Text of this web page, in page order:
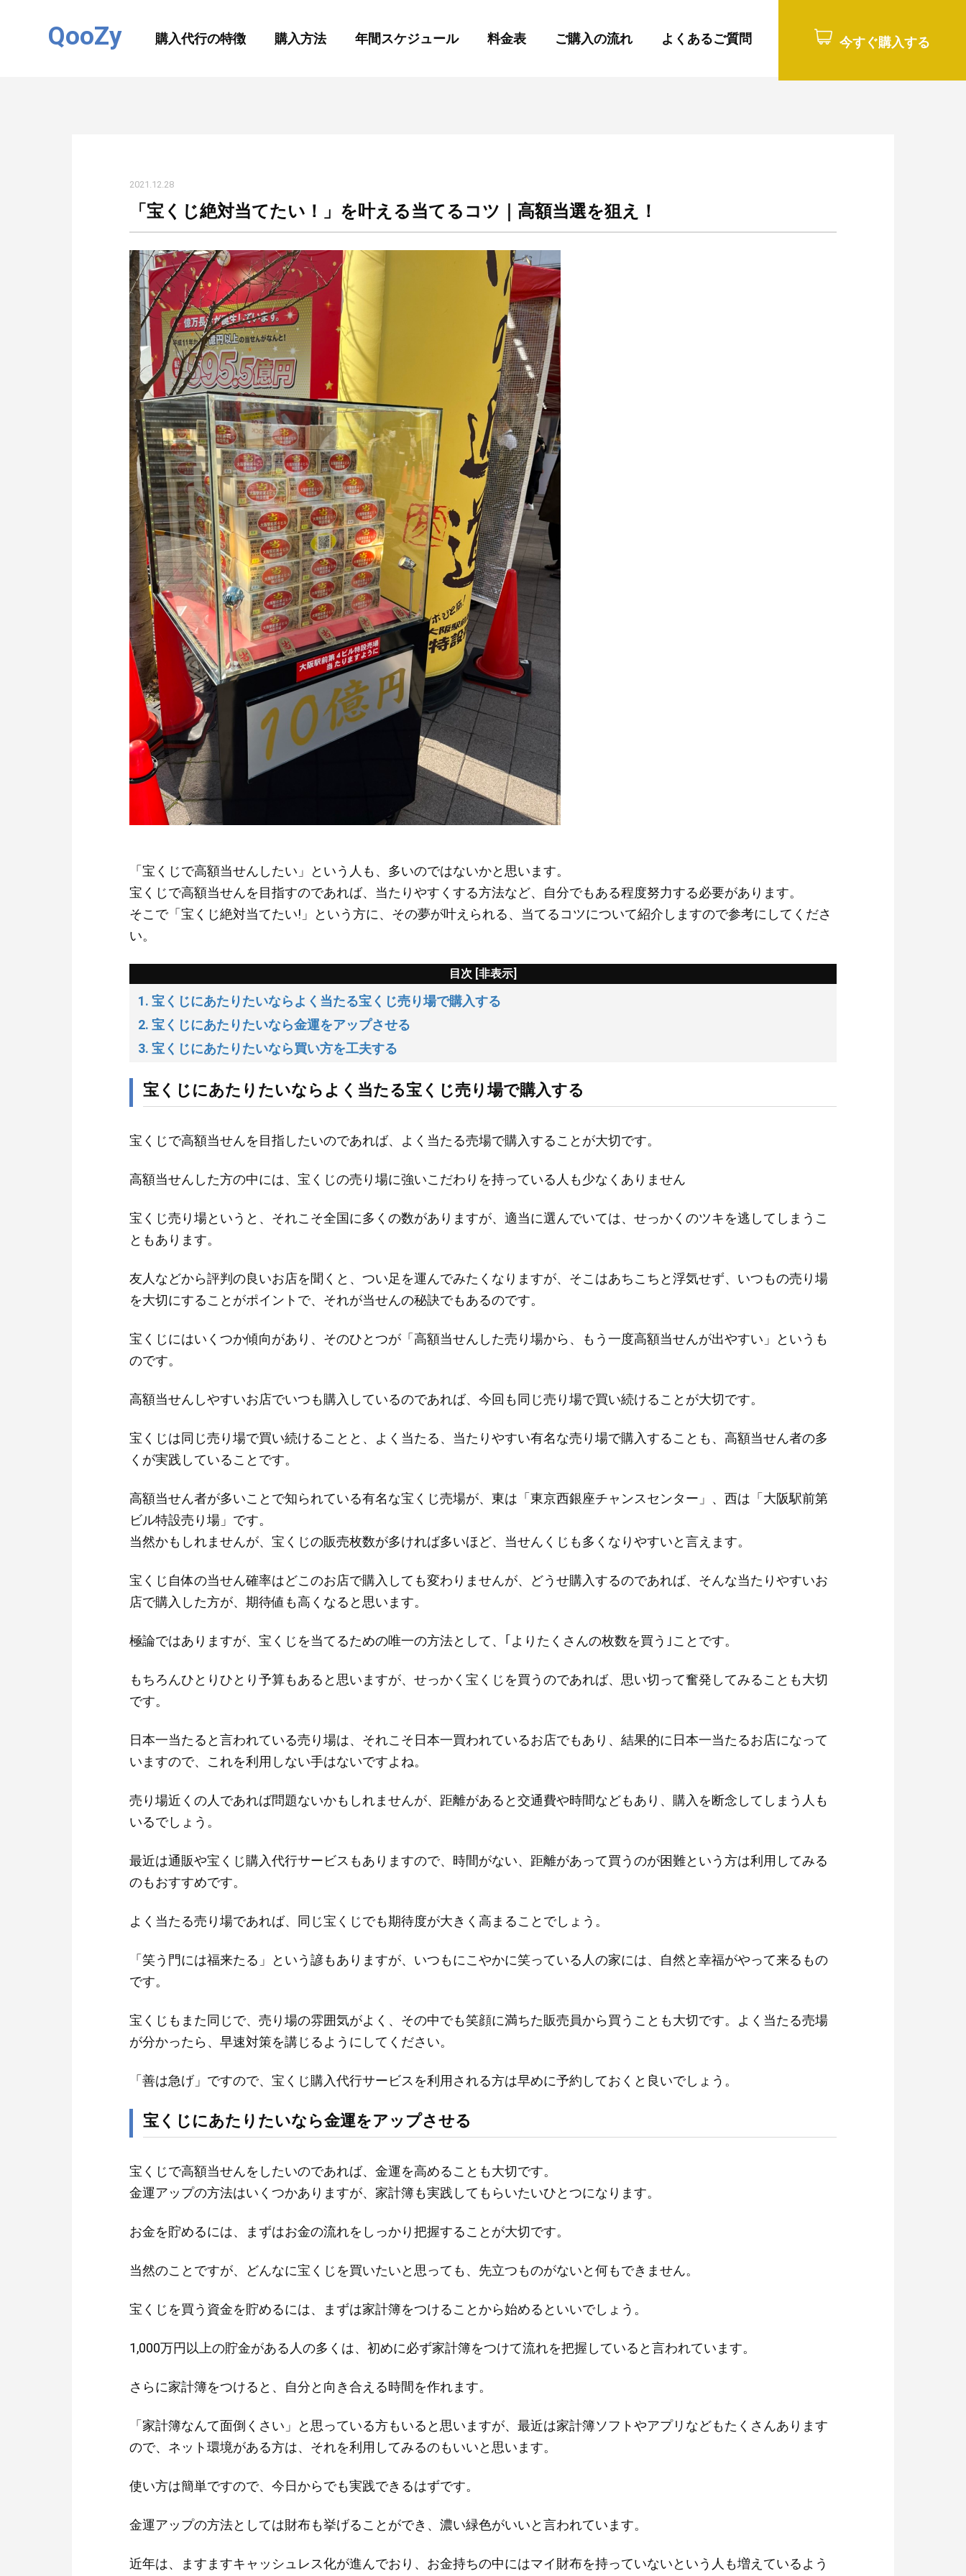
QooZy 購入代行の特徴 購入方法 年間スケジュール 料金表 ご購入の流れ よくあるご質問 ブログ 今すぐ購入する
2021.12.28
「宝くじ絶対当てたい！」を叶える当てるコツ｜高額当選を狙え！
「宝くじで高額当せんしたい」という人も、多いのではないかと思います。
宝くじで高額当せんを目指すのであれば、当たりやすくする方法など、自分でもある程度努力する必要があります。
そこで「宝くじ絶対当てたい!」という方に、その夢が叶えられる、当てるコツについて紹介しますので参考にしてくださ
い。
目次 [ 非表示
1. 宝くじにあたりたいならよく当たる宝くじ売り場で購入する
2. 宝くじにあたりたいなら金運をアップさせる
3. 宝くじにあたりたいなら買い方を工夫する
宝くじにあたりたいならよく当たる宝くじ売り場で購入する
宝くじで高額当せんを目指したいのであれば、よく当たる売場で購入することが大切です。
高額当せんした方の中には、宝くじの売り場に強いこだわりを持っている人も少なくありません
宝くじ売り場というと、それこそ全国に多くの数がありますが、適当に選んでいては、せっかくのツキを逃してしまうこ
ともあります。
友人などから評判の良いお店を聞くと、つい足を運んでみたくなりますが、そこはあちこちと浮気せず、いつもの売り場
を大切にすることがポイントで、それが当せんの秘訣でもあるのです。
宝くじにはいくつか傾向があり、そのひとつが「高額当せんした売り場から、もう一度高額当せんが出やすい」というも
のです。
高額当せんしやすいお店でいつも購入しているのであれば、今回も同じ売り場で買い続けることが大切です。
宝くじは同じ売り場で買い続けることと、よく当たる、当たりやすい有名な売り場で購入することも、高額当せん者の多
くが実践していることです。
高額当せん者が多いことで知られている有名な宝くじ売場が、東は「東京西銀座チャンスセンター」、西は「大阪駅前第
ビル特設売り場」です。
当然かもしれませんが、宝くじの販売枚数が多ければ多いほど、当せんくじも多くなりやすいと言えます。
宝くじ自体の当せん確率はどこのお店で購入しても変わりませんが、どうせ購入するのであれば、そんな当たりやすいお
店で購入した方が、期待値も高くなると思います。
極論ではありますが、宝くじを当てるための唯一の方法として、｢よりたくさんの枚数を買う｣ことです。
もちろんひとりひとり予算もあると思いますが、せっかく宝くじを買うのであれば、思い切って奮発してみることも大切
です。
日本一当たると言われている売り場は、それこそ日本一買われているお店でもあり、結果的に日本一当たるお店になって
いますので、これを利用しない手はないですよね。
売り場近くの人であれば問題ないかもしれませんが、距離があると交通費や時間などもあり、購入を断念してしまう人も
いるでしょう。
最近は通販や宝くじ購入代行サービスもありますので、時間がない、距離があって買うのが困難という方は利用してみる
のもおすすめです。
よく当たる売り場であれば、同じ宝くじでも期待度が大きく高まることでしょう。
「笑う門には福来たる」という諺もありますが、いつもにこやかに笑っている人の家には、自然と幸福がやって来るもの
です。
宝くじもまた同じで、売り場の雰囲気がよく、その中でも笑顔に満ちた販売員から買うことも大切です。よく当たる売場
が分かったら、早速対策を講じるようにしてください。
「善は急げ」ですので、宝くじ購入代行サービスを利用される方は早めに予約しておくと良いでしょう。
宝くじにあたりたいなら金運をアップさせる
宝くじで高額当せんをしたいのであれば、金運を高めることも大切です。
金運アップの方法はいくつかありますが、家計簿も実践してもらいたいひとつになります。
お金を貯めるには、まずはお金の流れをしっかり把握することが大切です。
当然のことですが、どんなに宝くじを買いたいと思っても、先立つものがないと何もできません。
宝くじを買う資金を貯めるには、まずは家計簿をつけることから始めるといいでしょう。
1,000万円以上の貯金がある人の多くは、初めに必ず家計簿をつけて流れを把握していると言われています。
さらに家計簿をつけると、自分と向き合える時間を作れます。
「家計簿なんて面倒くさい」と思っている方もいると思いますが、最近は家計簿ソフトやアプリなどもたくさんあります
ので、ネット環境がある方は、それを利用してみるのもいいと思います。
使い方は簡単ですので、今日からでも実践できるはずです。
金運アップの方法としては財布も挙げることができ、濃い緑色がいいと言われています。
近年は、ますますキャッシュレス化が進んでおり、お金持ちの中にはマイ財布を持っていないという人も増えているよう